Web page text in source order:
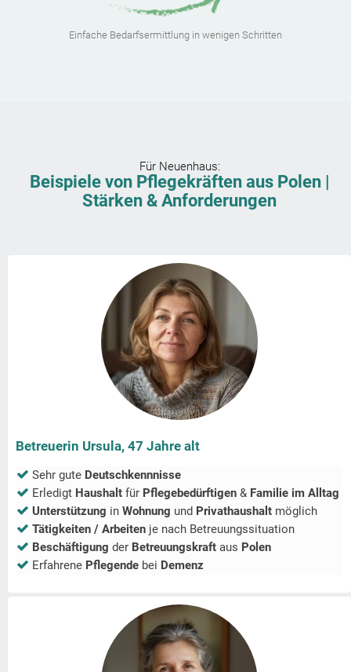
Einfache Bedarfsermittlung in wenigen Schritten
Für Neuenhaus:
Beispiele von Pflegekräften aus Polen |
Stärken & Anforderungen
Betreuerin Ursula, 47 Jahre alt
Sehr gute Deutschkennnisse
Erledigt Haushalt für Pflegebedürftigen & Familie im Alltag
Unterstützung in Wohnung und Privathaushalt möglich
Tätigkeiten / Arbeiten je nach Betreuungssituation
Beschäftigung der Betreuungskraft aus Polen
Erfahrene Pflegende bei Demenz